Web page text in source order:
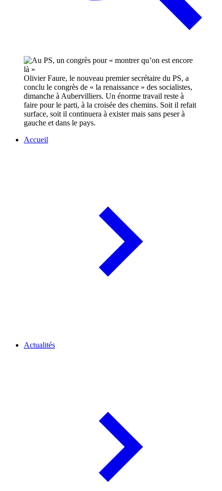
Olivier Faure, le nouveau premier secrétaire du PS, a
conclu le congrès de « la renaissance » des socialistes,
dimanche à Aubervilliers. Un énorme travail reste à
faire pour le parti, à la croisée des chemins. Soit il refait
surface, soit il continuera à exister mais sans peser à
gauche et dans le pays.
Accueil
Actualités